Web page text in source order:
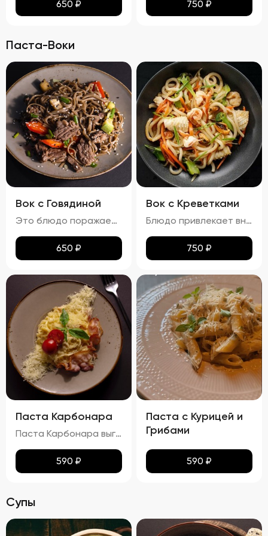
650 ₽ 750 ₽
Паста-Воки
Вок с Говядиной
Это блюдо поражает своими яркими красками и аппетитным видом. Говядина равномерно обжарена до золотистой корочки, а овощи сохраняют свою свежесть и привлекательность. Мягкая, но не переваренная лапша служит идеальной основой для сочетания всех ингредиентов. Кинза и кунжут добавляют завершающий штрих, делая блюдо еще более соблазнительным. Вкус вок с говядиной богат и сбалансирован. Мясо источает насыщенный аромат, болгарский перец привносит сладкие нотки, а устричный и соевый соусы добавляют пикантности. Свежий вкус кинзы подчеркивает гармонию всех компонентов. Аромат блюда завораживает, наполняя пространство нотками чеснока и жареного мяса. Консистенция блюда тоже радует: говядина нежная и сочная, овощи слегка хрустят, а лапша мягкая и эластичная. Цукини сохраняют свою форму и текстуру, добавляя блюду дополнительный объем и разнообразие.
650 ₽
Вок с Креветками
Блюдо привлекает внимание ярким и аппетитным видом, где разноцветные овощи и розовые креветки создают живописную композицию. Лапша мягкая, но сохраняет упругую текстуру, не теряя формы. Айсберг и огурцы добавляют свежести и легкости, украшая блюдо и придавая ему особый шарм. Вкус вок с креветками насыщен морскими нотками, которые гармонично сочетаются с ароматами чеснока и лука. Овощи вносят свои свежие и сладковатые оттенки, а соус добавляет пикантности и завершает вкусовую гамму. Аромат блюда пленяет нотками морепродуктов и жареных овощей, возбуждая аппетит. Консистенция блюда радует разнообразием: креветки нежные и сочные, овощи слегка хрустят, сохраняя свою форму и текстуру, а лапша остается мягкой и эластичной. Цукини и огурец также сохраняют свою структуру, добавляя блюду дополнительные текстуры и объемы.
750 ₽
Паста Карбонара
Паста Карбонара выглядит аппетитно, с глянцевыми макаронами, покрытыми сливочно-яичным соусом. Пармезан и базилик добавляют контраст и завершают внешний вид блюда, делая его еще более привлекательным. Вкус пасты Карбонара насыщен сливочными нотками, с оттенками копчёного вкуса грудинки и лёгкими нюансами чеснока и лука. Запах блюда богат и манящ, с ароматами чеснока, лука и пармезана. Консистенция пасты идеальна: макароны упругие (al dente), а соус густой и обволакивает каждую макаронину. Грудинка хрустящая снаружи и нежная внутри, что добавляет блюду особую текстурную сложность.
590 ₽
Паста с Курицей и
Грибами
590 ₽
Супы